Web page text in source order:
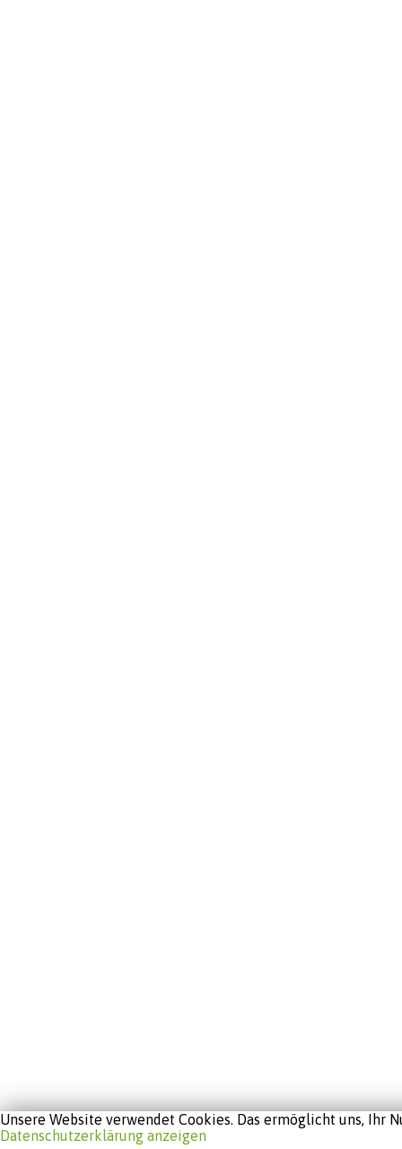
Unsere Website verwendet Cookies. Das ermöglicht uns,
Datenschutzerklärung anzeigen